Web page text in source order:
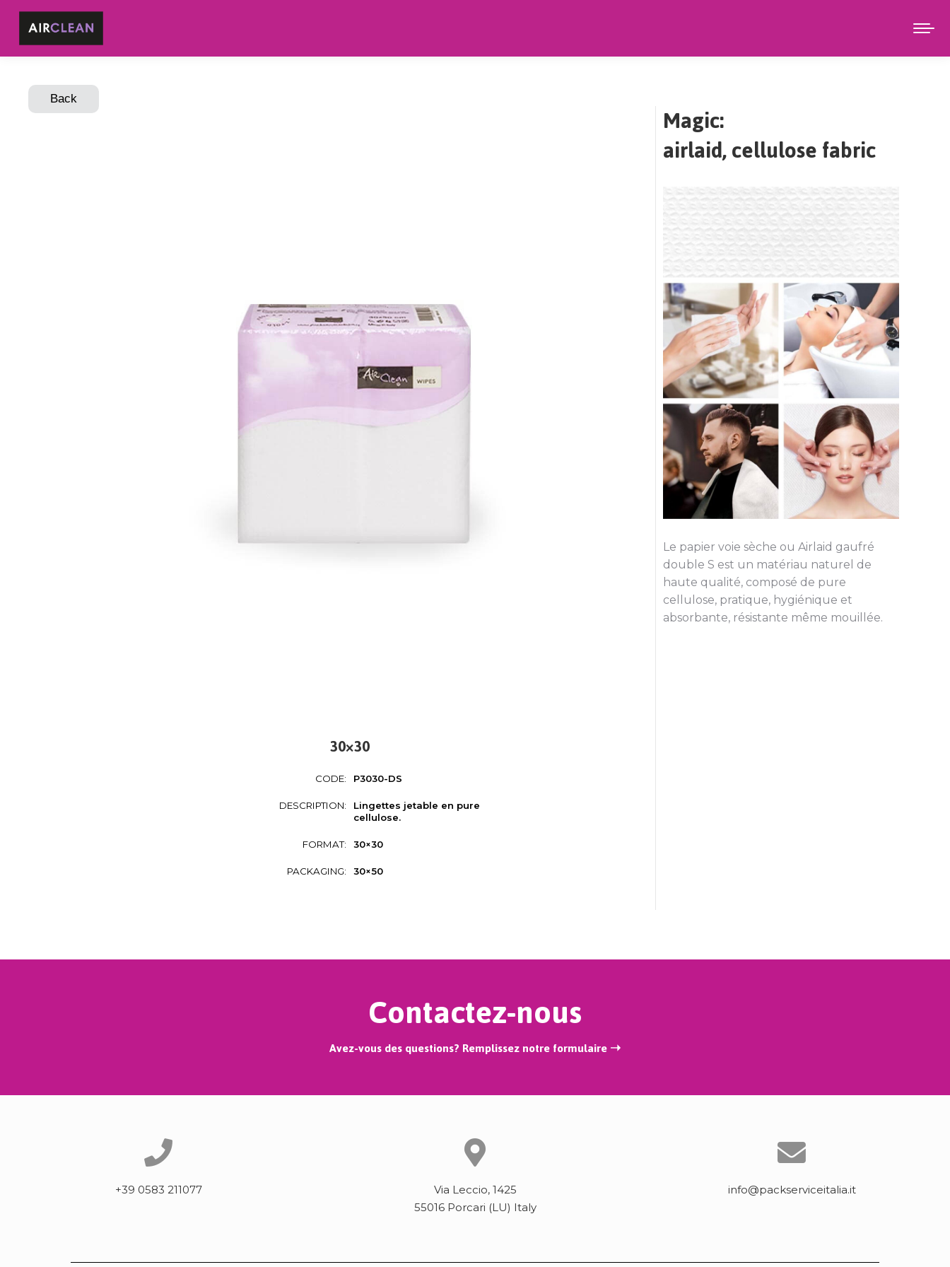
30×30
CODE: P3030-DS
DESCRIPTION:
Lingettes jetable en pure
cellulose.
FORMAT: 30×30
PACKAGING: 30×50
Magic:
airlaid, cellulose fabric
Le papier voie sèche ou Airlaid gaufré
double S est un matériau naturel de
haute qualité, composé de pure
cellulose, pratique, hygiénique et
absorbante, résistante même mouillée.
Contactez-nous
Avez-vous des questions? Remplissez notre formulaire ➝
+39 0583 211077
Via Leccio, 1425
55016 Porcari (LU) Italy
info@packserviceitalia.it